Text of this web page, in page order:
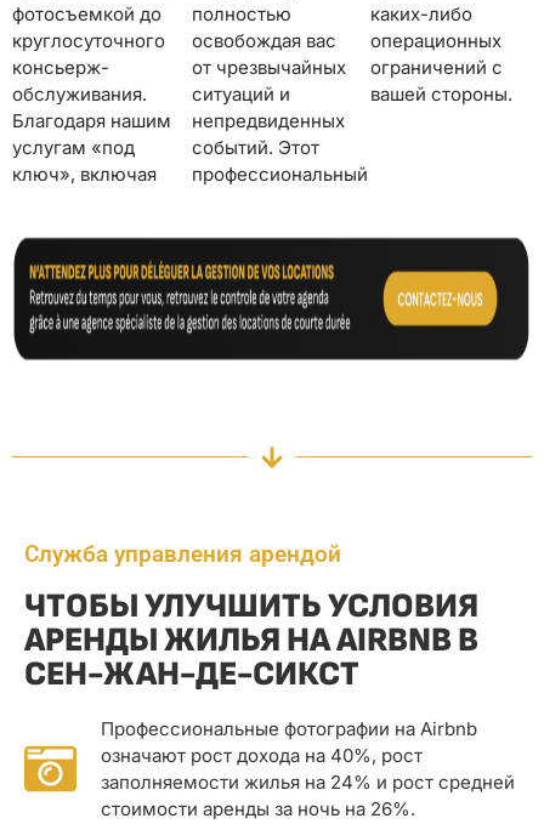
фотосъемкой до
круглосуточного
консьерж-
обслуживания.
Благодаря нашим
услугам «под
ключ», включая
полностью
освобождая вас
от чрезвычайных
ситуаций и
непредвиденных
событий. Этот
профессиональный
каких-либо
операционных
ограничений с
вашей стороны.
Служба управления арендой
ЧТОБЫ УЛУЧШИТЬ УСЛОВИЯ
АРЕНДЫ ЖИЛЬЯ НА AIRBNB В
СЕН-ЖАН-ДЕ-СИКСТ
Профессиональные фотографии на Airbnb
означают рост дохода на 40%, рост
заполняемости жилья на 24% и рост средней
стоимости аренды за ночь на 26%.